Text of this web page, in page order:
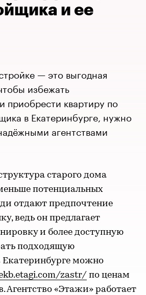
и ее
— это выгодная
избежать
приобрести квартиру по
в Екатеринбурге, нужно
агентствами
старого дома
потенциальных
отдают предпочтение
ведь он предлагает
и более доступную
подходящую
можно
zastr/ по ценам
Агентство «Этажи» работает